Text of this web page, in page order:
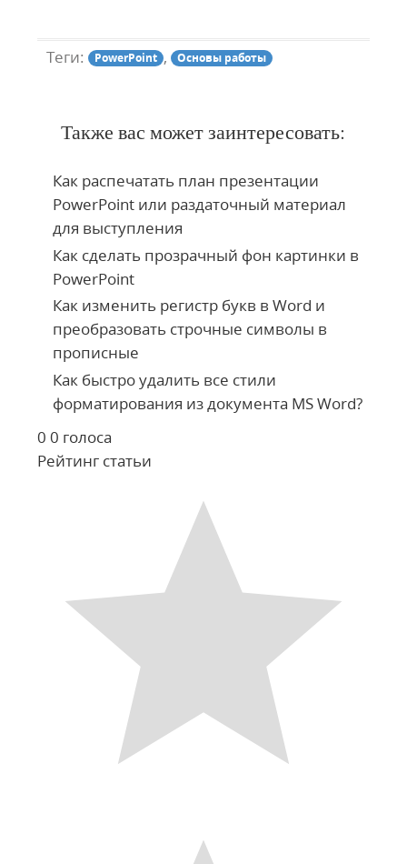
Теги: PowerPoint , Основы работы
Также вас может заинтересовать:
Как распечатать план презентации
PowerPoint или раздаточный материал
для выступления
Как сделать прозрачный фон картинки в
PowerPoint
Как изменить регистр букв в Word и
преобразовать строчные символы в
прописные
Как быстро удалить все стили
форматирования из документа MS Word?
0 0 голоса
Рейтинг статьи